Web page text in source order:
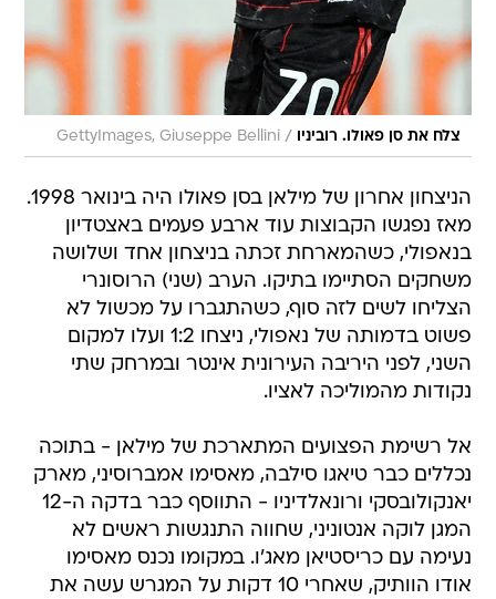
צלח את סן פאולו. רוביניו /
GettyImages, Giuseppe Bellini
הניצחון אחרון של מילאן בסן פאולו היה בינואר 1998.
מאז נפגשו הקבוצות עוד ארבע פעמים באצטדיון
בנאפולי, כשהמארחת זכתה בניצחון אחד ושלושה
משחקים הסתיימו בתיקו. הערב (שני) הרוסונרי
הצליחו לשים לזה סוף, כשהתגברו על מכשול לא
פשוט בדמותה של נאפולי, ניצחו 1:2 ועלו למקום
השני, לפני היריבה העירונית אינטר ובמרחק שתי
נקודות מהמוליכה לאציו.
אל רשימת הפצועים המתארכת של מילאן - בתוכה
נכללים כבר טיאגו סילבה, מאסימו אמברוסיני, מארק
יאנקולובסקי ורונאלדיניו - התווסף כבר בדקה ה-12
המגן לוקה אנטוניני, שחווה התנגשות ראשים לא
נעימה עם כריסטיאן מאג'ו. במקומו נכנס מאסימו
אודו הוותיק, שאחרי 10 דקות על המגרש עשה את